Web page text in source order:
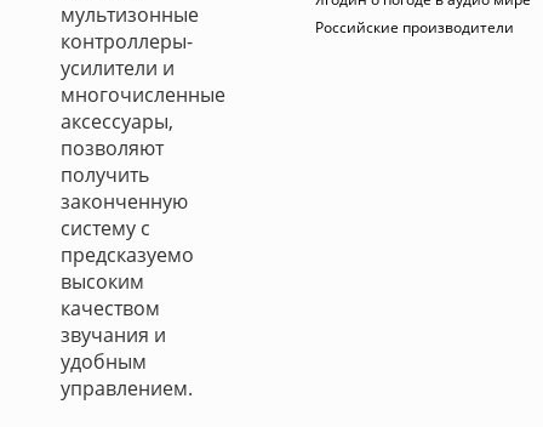
мультизонные
контроллеры-
усилители и
многочисленные
аксессуары,
позволяют
получить
законченную
систему с
предсказуемо
высоким
качеством
звучания и
удобным
управлением.
Российские производители